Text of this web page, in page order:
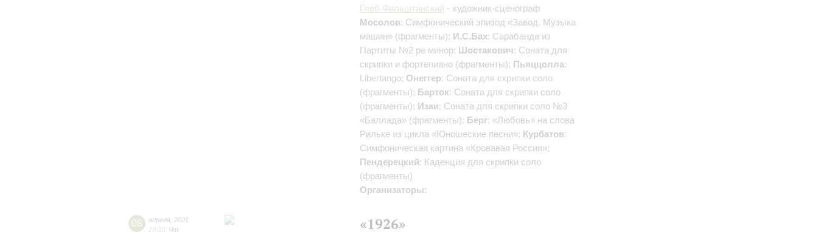
Глеб Фильштинский - художник-сценограф
Мосолов: Симфонический эпизод «Завод. Музыка
машин» (фрагменты); И.С.Бах: Сарабанда из
Партиты №2 ре минор; Шостакович: Соната для
скрипки и фортепиано (фрагменты); Пьяццолла:
Libertango; Онеггер: Соната для скрипки соло
(фрагменты); Барток: Соната для скрипки соло
(фрагменты); Изаи: Соната для скрипки соло №3
«Баллада» (фрагменты); Берг: «Любовь» на слова
Рильке из цикла «Юношеские песни»; Курбатов:
Симфоническая картина «Кровавая Россия»;
Пендерецкий: Каденция для скрипки соло
(фрагменты)
Организаторы:
08 апреля 2021
20:00 Чт «1926»